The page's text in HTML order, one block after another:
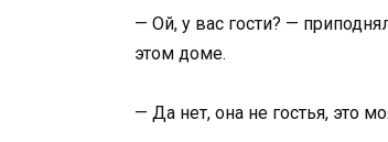
— Ой, у вас гости? —
этом доме.
— Да нет, она не гостья, это